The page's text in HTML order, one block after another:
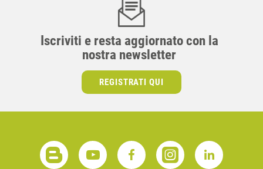
Iscriviti e resta aggiornato con la
nostra newsletter
REGISTRATI QUI